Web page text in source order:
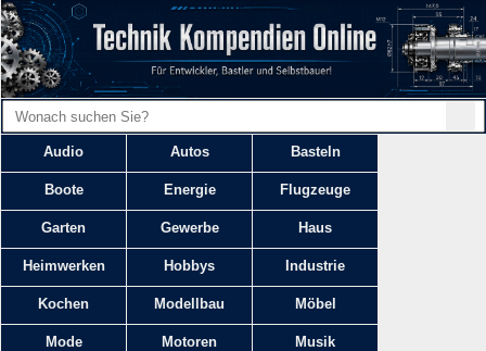
Audio Autos Basteln
Boote Energie Flugzeuge
Garten Gewerbe Haus
Heimwerken Hobbys Industrie
Kochen Modellbau Möbel
Mode Motoren Musik